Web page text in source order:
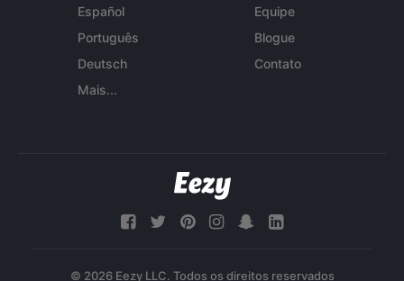
Español
Português
Deutsch
Mais...
Equipe
Blogue
Contato
© 2026 Eezy LLC. Todos os direitos reservados